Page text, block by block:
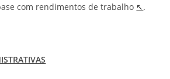
com rendimentos de trabalho ↖.